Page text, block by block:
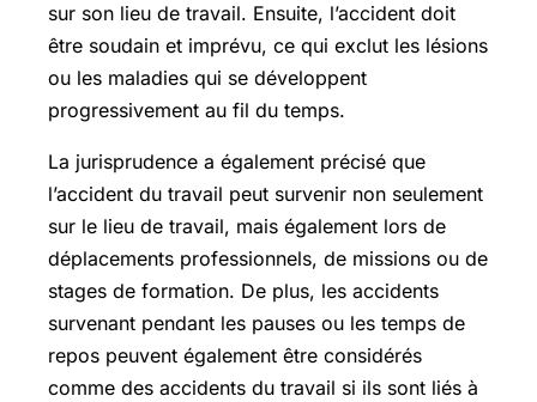
sur son lieu de travail. Ensuite, l’accident doit
être soudain et imprévu, ce qui exclut les lésions
ou les maladies qui se développent
progressivement au fil du temps.
La jurisprudence a également précisé que
l’accident du travail peut survenir non seulement
sur le lieu de travail, mais également lors de
déplacements professionnels, de missions ou de
stages de formation. De plus, les accidents
survenant pendant les pauses ou les temps de
repos peuvent également être considérés
comme des accidents du travail si ils sont liés à